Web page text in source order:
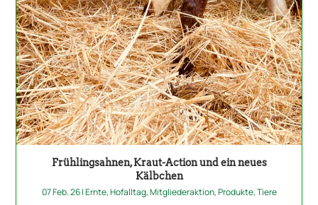
Frühlingsahnen, Kraut-Action und ein neues
Kälbchen
07 Feb. 26|Ernte,Hofalltag,Mitgliederaktion,Produkte,Tiere